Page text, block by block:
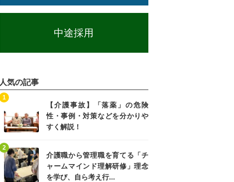
中途採用
人気の記事
【介護事故】「落薬」の危険
性・事例・対策などを分かりや
すく解説！
1
介護職から管理職を育てる「チ
ャームマインド理解研修」理念
を学び、自ら考え行...
2